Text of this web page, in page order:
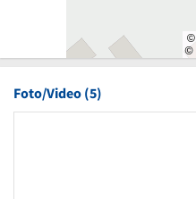
Foto/Video (5)